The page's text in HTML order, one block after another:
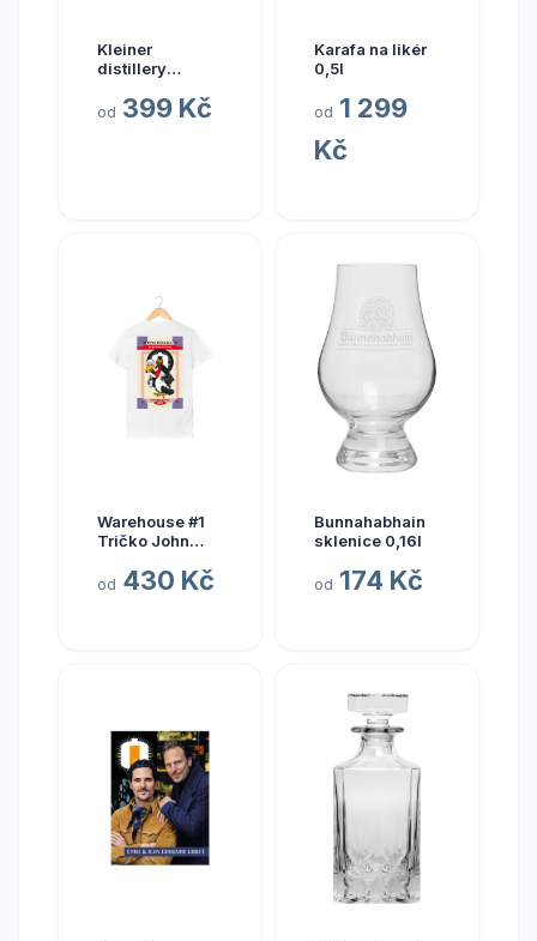
Kleiner
distillery
krabička
od 399 Kč
Karafa na likér
0,5l
od 1 299
Kč
Warehouse #1
Tričko John
od 430 Kč
Bunnahabhain
sklenice 0,16l
od 174 Kč